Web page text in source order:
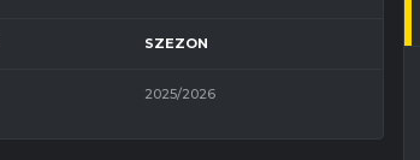
SZEZON
2025/2026